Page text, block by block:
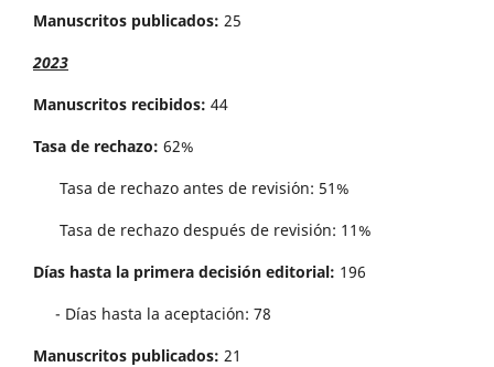
Manuscritos publicados: 25
2023
Manuscritos recibidos: 44
Tasa de rechazo: 62%
Tasa de rechazo antes de revisi´on: 51%
Tasa de rechazo después de revisión: 11%
Días hasta la primera decisión editorial: 196
- Días hasta la aceptación: 78
Manuscritos publicados: 21